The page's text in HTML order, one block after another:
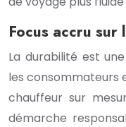
Focus accru sur
La durabilité est
les consommateurs
chauffeur sur
démarche